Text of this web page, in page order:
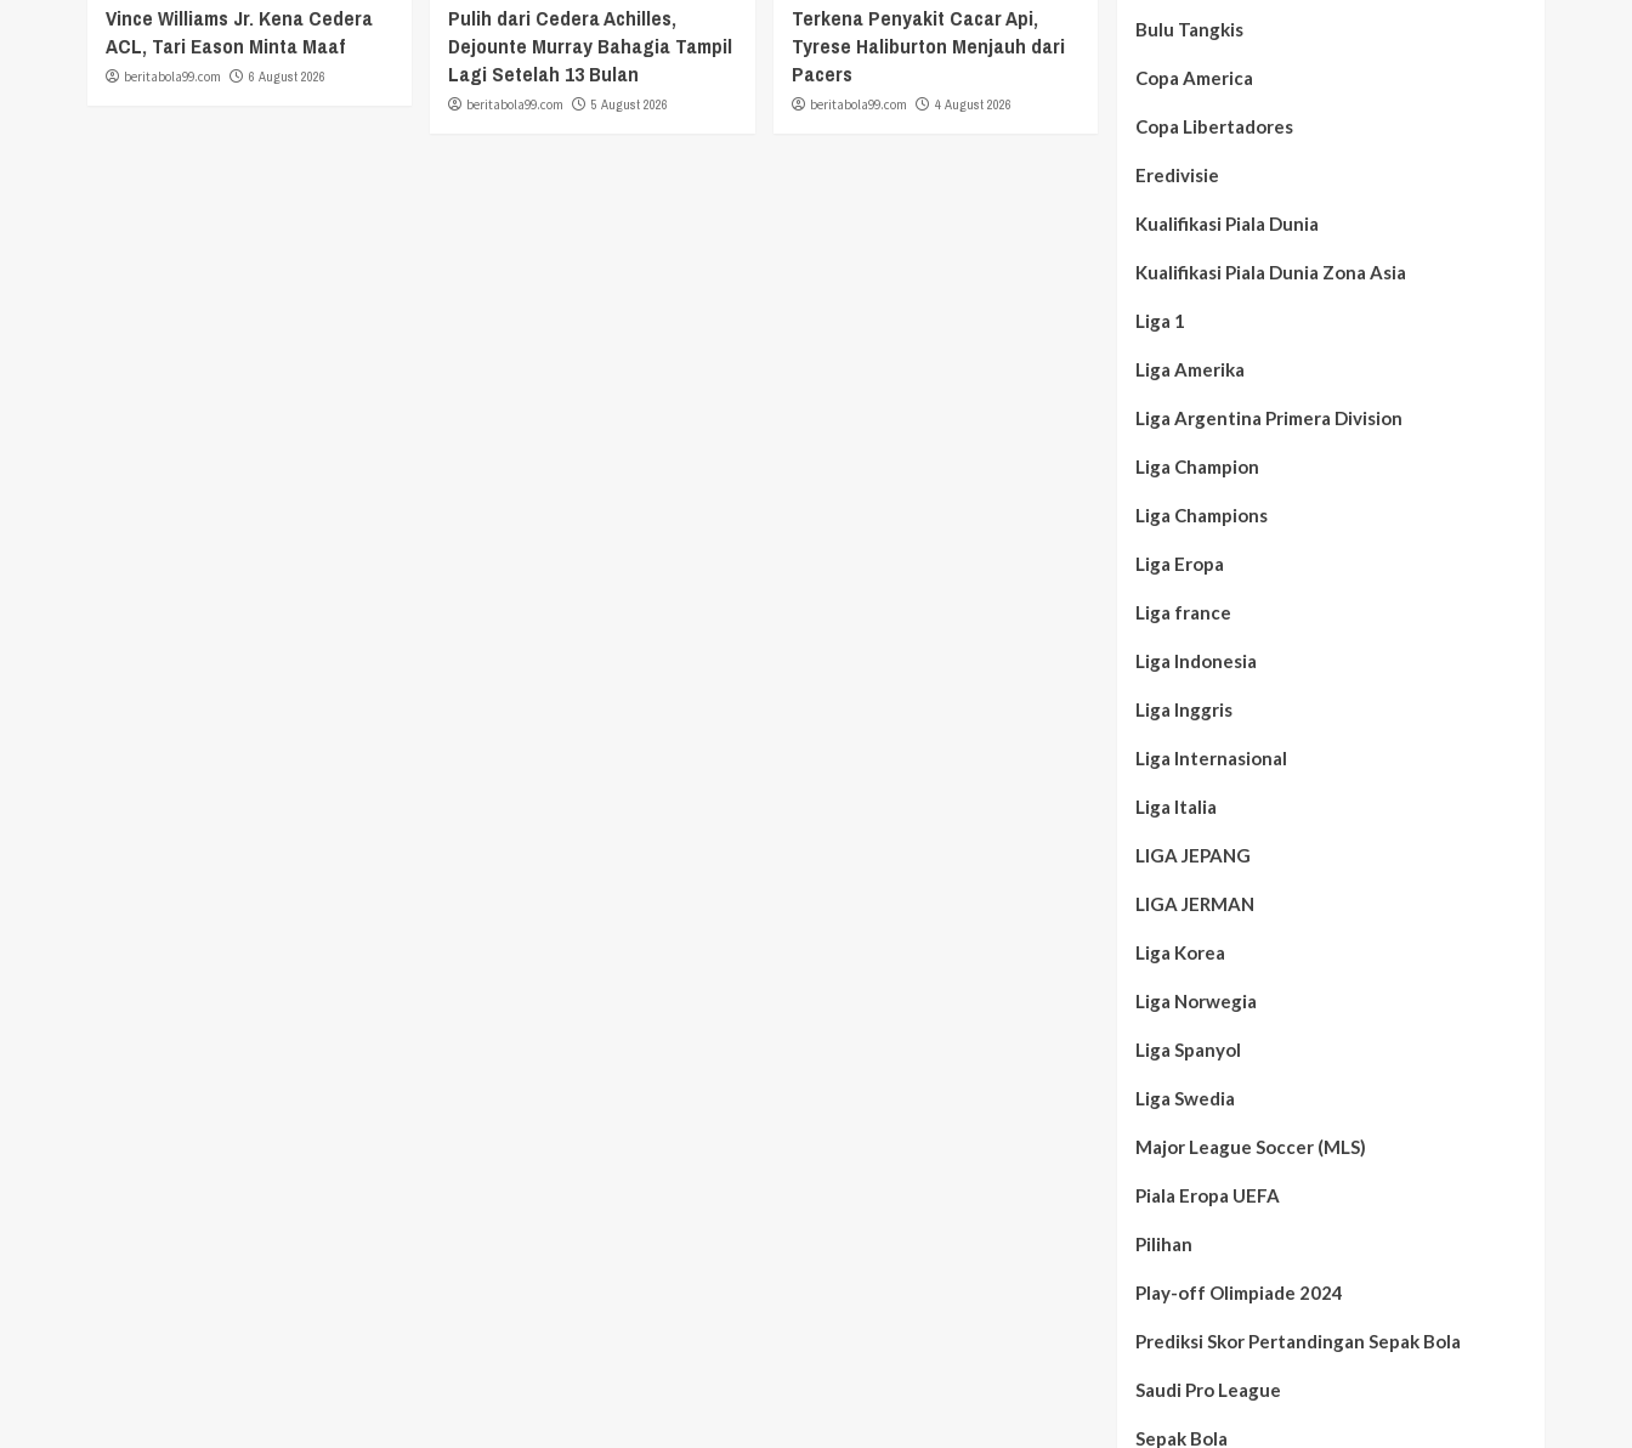
Vince Williams Jr. Kena Cedera
ACL, Tari Eason Minta Maaf
beritabola99.com 6 August 2026
Pulih dari Cedera Achilles,
Dejounte Murray Bahagia Tampil
Lagi Setelah 13 Bulan
beritabola99.com 5 August 2026
Terkena Penyakit Cacar Api,
Tyrese Haliburton Menjauh dari
Pacers
beritabola99.com 4 August 2026
Bulu Tangkis
Copa America
Copa Libertadores
Eredivisie
Kualifikasi Piala Dunia
Kualifikasi Piala Dunia Zona Asia
Liga 1
Liga Amerika
Liga Argentina Primera Division
Liga Champion
Liga Champions
Liga Eropa
Liga france
Liga Indonesia
Liga Inggris
Liga Internasional
Liga Italia
LIGA JEPANG
LIGA JERMAN
Liga Korea
Liga Norwegia
Liga Spanyol
Liga Swedia
Major League Soccer (MLS)
Piala Eropa UEFA
Pilihan
Play-off Olimpiade 2024
Prediksi Skor Pertandingan Sepak Bola
Saudi Pro League
Sepak Bola